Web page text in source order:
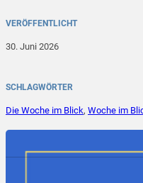
VERÖFFENTLICHT
30. Juni 2026
SCHLAGWÖRTER
Die Woche im Blick, Woche im